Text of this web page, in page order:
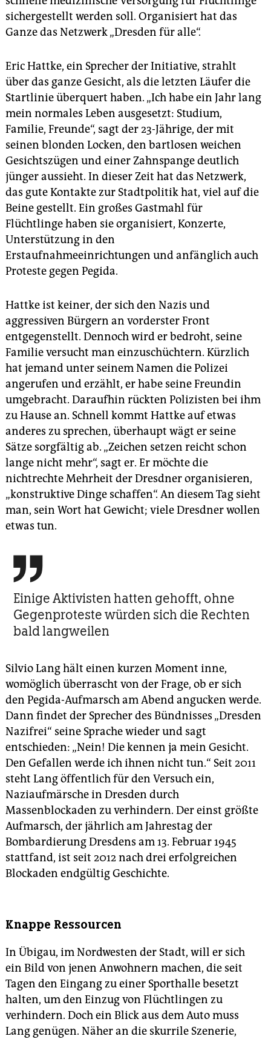
sichergestellt werden soll. Organisiert hat das
Ganze das Netzwerk „Dresden für alle“.
Eric Hattke, ein Sprecher der Initiative, strahlt
über das ganze Gesicht, als die letzten Läufer die
Startlinie überquert haben. „Ich habe ein Jahr lang
mein normales Leben ausgesetzt: Studium,
Familie, Freunde“, sagt der 23-Jährige, der mit
seinen blonden Locken, den bartlosen weichen
Gesichtszügen und einer Zahnspange deutlich
jünger aussieht. In dieser Zeit hat das Netzwerk,
das gute Kontakte zur Stadtpolitik hat, viel auf die
Beine gestellt. Ein großes Gastmahl für
Flüchtlinge haben sie organisiert, Konzerte,
Unterstützung in den
Erstaufnahmeeinrichtungen und anfänglich auch
Proteste gegen Pegida.
Hattke ist keiner, der sich den Nazis und
aggressiven Bürgern an vorderster Front
entgegenstellt. Dennoch wird er bedroht, seine
Familie versucht man einzuschüchtern. Kürzlich
hat jemand unter seinem Namen die Polizei
angerufen und erzählt, er habe seine Freundin
umgebracht. Daraufhin rückten Polizisten bei ihm
zu Hause an. Schnell kommt Hattke auf etwas
anderes zu sprechen, überhaupt wägt er seine
Sätze sorgfältig ab. „Zeichen setzen reicht schon
lange nicht mehr“, sagt er. Er möchte die
nichtrechte Mehrheit der Dresdner organisieren,
„konstruktive Dinge schaffen“. An diesem Tag sieht
man, sein Wort hat Gewicht; viele Dresdner wollen
etwas tun.

Einige Aktivisten hatten gehofft, ohne
Gegenproteste würden sich die Rechten
bald langweilen
Silvio Lang hält einen kurzen Moment inne,
womöglich überrascht von der Frage, ob er sich
den Pegida-Aufmarsch am Abend angucken werde.
Dann findet der Sprecher des Bündnisses „Dresden
Nazifrei“ seine Sprache wieder und sagt
entschieden: „Nein! Die kennen ja mein Gesicht.
Den Gefallen werde ich ihnen nicht tun.“ Seit 2011
steht Lang öffentlich für den Versuch ein,
Naziaufmärsche in Dresden durch
Massenblockaden zu verhindern. Der einst größte
Aufmarsch, der jährlich am Jahrestag der
Bombardierung Dresdens am 13. Februar 1945
stattfand, ist seit 2012 nach drei erfolgreichen
Blockaden endgültig Geschichte.
Knappe Ressourcen
In Übigau, im Nordwesten der Stadt, will er sich
ein Bild von jenen Anwohnern machen, die seit
Tagen den Eingang zu einer Sporthalle besetzt
halten, um den Einzug von Flüchtlingen zu
verhindern. Doch ein Blick aus dem Auto muss
Lang genügen. Näher an die skurrile Szenerie,